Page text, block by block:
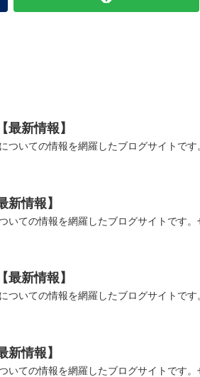
新情報】
ついての情報を網羅したブログサイトで
情報】
いての情報を網羅したブログサイトです
新情報】
ついての情報を網羅したブログサイトで
情報】
いての情報を網羅したブログサイトです